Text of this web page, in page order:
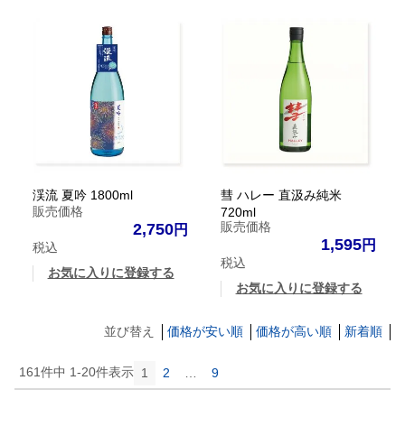
渓流 夏吟 1800ml
販売価格
2,750
税込
お気に入りに登録する
彗 ハレー 直汲み純米
720ml
販売価格
1,595
税込
お気に入りに登録する
並び替え 価格が安い順 価格が高い順 新着順
161件中 1-20件表示 1 2 9